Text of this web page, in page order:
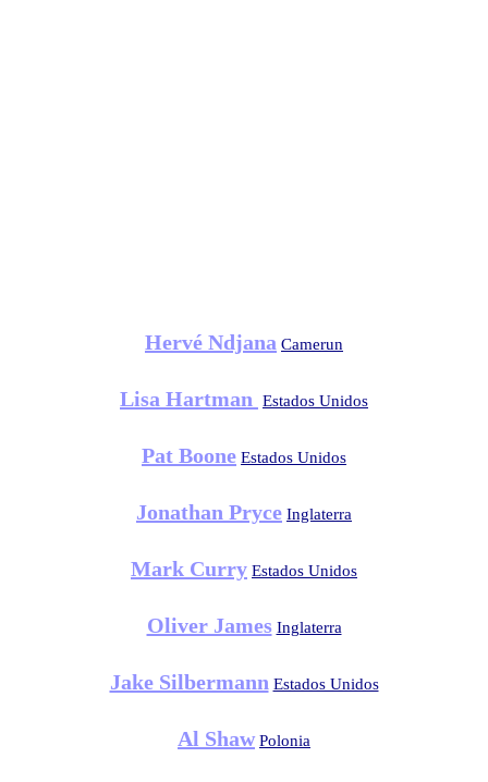
Hervé Ndjana Camerun
Lisa Hartman Estados Unidos
Pat Boone Estados Unidos
Jonathan Pryce Inglaterra
Mark Curry Estados Unidos
Oliver James Inglaterra
Jake Silbermann Estados Unidos
Al Shaw Polonia